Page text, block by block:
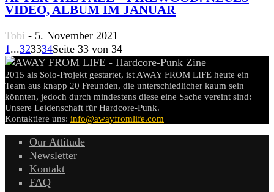
VIDEO, ALBUM IM JANUAR
Tobi - 5. November 2021
1...323334Seite 33 von 34
2015 als Solo-Projekt gestartet, ist AWAY FROM LIFE heute ein
Team aus knapp 20 Freunden, die unterschiedlicher kaum sein
könnten, jedoch durch mindestens diese eine Sache vereint sind:
Unsere Leidenschaft für Hardcore-Punk.
Kontaktiere uns: info@awayfromlife.com
Our Attitude
Newsletter
Kontakt
FAQ